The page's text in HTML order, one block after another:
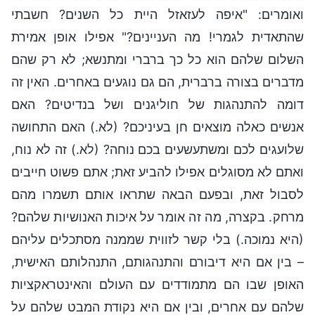
ואומרים: "איפה לעזאזל היית כל השנים? חשבתי
שהתאדית לגמרי! מה העניינים?" אפילו אופן אמירת
השלום שלהם הוא כל כך ברברי ומתנשא; לא רק שהם
מדברים בצורה ברברית, הם גם נוגעים באחרים. האין זה
דומה להתנהגות של חוליגנים ושל בנדיטים? האם
אנשים כאלה מוצאים חן בעיניכם? (לא.) האם התחושה
שלועגים לכם ומשתעשעים בכם נוחה? (לא.) זה לא נוח,
ואתם לא מסוגלים אפילו להביע זאת; אתם פשוט חייבים
לסבול זאת, ובפעם הבאה שתראו אותם תשמרו מהם
מרחק. בקצרה, מה זה אומר על איכות האנושיות שלהם?
(היא נמוכה.) בלי קשר לזווית שממנה מסתכלים עליהם
– בין אם היא דיבורם והתנהגותם, התנהלותם האישית,
האופן שבו הם מתמודדים עם העולם והאינטראקציות
שלהם עם אחרים, ובין אם היא נקודת המבט שלהם על